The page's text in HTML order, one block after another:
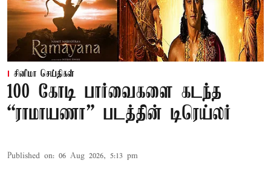
சினிமா செய்திகள்
100 கோடி பார்வைகளை கடந்த
“ராமாயணா” படத்தின் டிரெய்லர்
Published on: 06 Aug 2026, 5:13 pm